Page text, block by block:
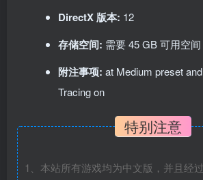
DirectX 版本: 12
存储空间: 需要 45 GB 可用空间
附注事项: at Medium preset
Tracing on
特别注意
1、本站所有游戏均为中文版，并且经